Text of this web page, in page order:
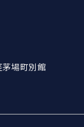
場町別館